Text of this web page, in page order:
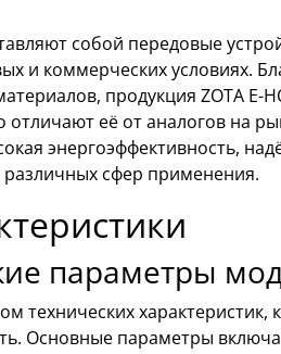
собой передовые
и коммерческих условиях.
продукция ZOTA E-
отличают её от аналогов на
энергоэффективность,
сфер применения.
параметры
технических
Основные параметры